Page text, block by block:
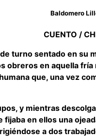
Baldomero
CUENTO /
turno sentado en su
obreros en aquella
que, una vez
y mientras
en ellos una
a dos